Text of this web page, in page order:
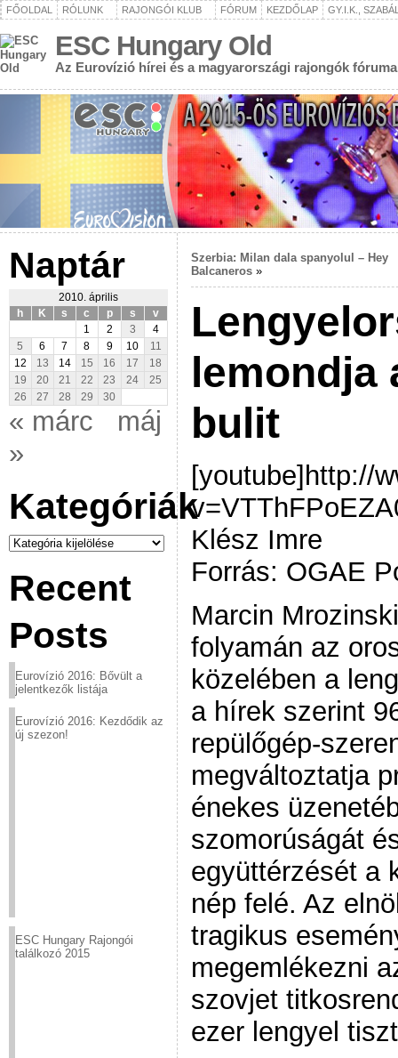
FŐOLDAL RÓLUNK RAJONGÓI KLUB FÓRUM KEZDŐLAP GY.I.K.,
ESC Hungary Old
Az Eurovízió hírei és a magyarországi rajongók fóruma
Naptár
2010. április
h
K s c p s
v
1
2 3
4
5
6 7 8 9 10
11
12
13 14 15 16 17
18
19
20 21 22 23 24
25
26
27 28 29 30
« márc
máj
»
Kategóriák
Kategóriák
Recent
Posts
Eurovízió 2016: Bővült a
jelentkezők listája
Eurovízió 2016: Kezdődik az
új szezon!
ESC Hungary Rajongói
találkozó 2015
Szerbia: Milan dala spanyolul – Hey
Balcaneros »
lemondja
bulit
[youtube]http://
Klész Imre
Forrás: OGAE
Marcin
folyamán az
közelében a
a hírek szerint
repülőgép-
megváltoztatja
énekes
szomorúságát
együttérzését a
nép felé. Az
tragikus
megemlékezni
szovjet
ezer lengyel